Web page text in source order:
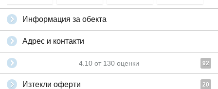
Информация за обекта
Адрес и контакти
4.10 от 130 оценки 92
Изтекли оферти 20